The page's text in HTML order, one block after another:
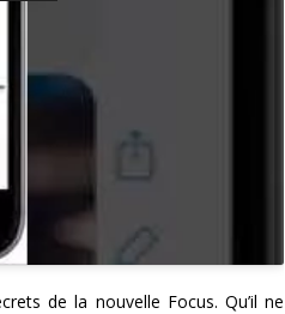
de la nouvelle Focus. Qu’il ne